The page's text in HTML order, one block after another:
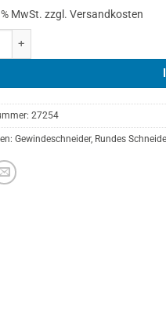
MwSt. zzgl. Versandkosten
27254
Gewindeschneider, Rundes